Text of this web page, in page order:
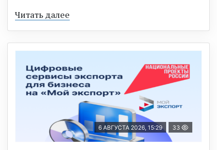
Читать далее
6 АВГУСТА 2026, 15:29 33